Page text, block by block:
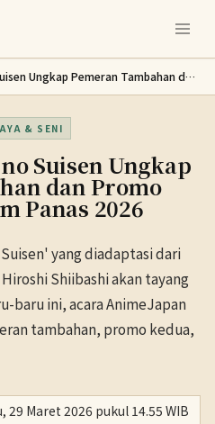
Iwamoto-Senpai no Suisen Ungkap Pemeran Tambahan dan Promo Ke-2 untuk Musim Panas 2026
& SENI
Suisen Ungkap
dan Promo
Panas 2026
yang diadaptasi dari
Shiibashi akan tayang
baru ini, acara AnimeJapan
tambahan, promo kedua,
29 Maret 2026 pukul 14.55 WIB